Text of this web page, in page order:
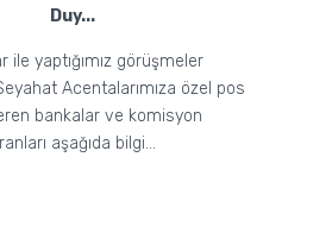
Duy...
ile yaptığımız görüşmeler
Acentalarımıza özel pos
bankalar ve komisyon
aşağıda bilgi...